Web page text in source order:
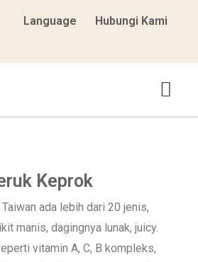
Language Hubungi Kami
Keprok
ada lebih dari 20 jenis,
manis, dagingnya lunak, juicy.
vitamin A, C, B kompleks,